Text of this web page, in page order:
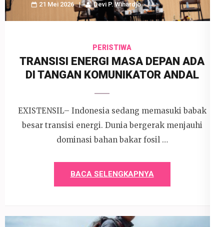
21 Mei 2026 Devi P. Wihardjo
PERISTIWA
TRANSISI ENERGI MASA DEPAN ADA
DI TANGAN KOMUNIKATOR ANDAL
EXISTENSIL– Indonesia sedang memasuki babak
besar transisi energi. Dunia bergerak menjauhi
dominasi bahan bakar fosil …
BACA SELENGKAPNYA